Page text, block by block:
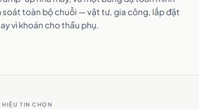
soát toàn bộ chuỗi — vật tư, gia công, lắp đặt
vì khoán cho thầu phụ.
TIN CHỌN